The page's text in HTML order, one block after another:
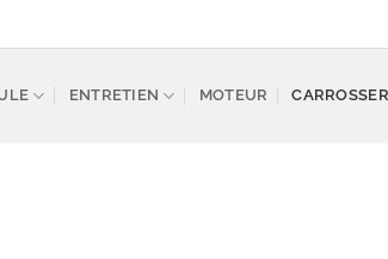
ENTRETIEN MOTEUR